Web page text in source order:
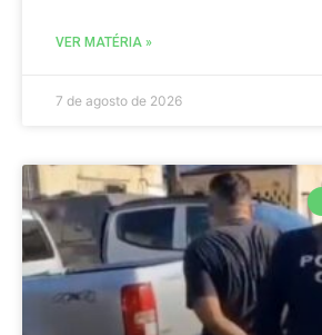
VER MATÉRIA »
7 de agosto de 2026